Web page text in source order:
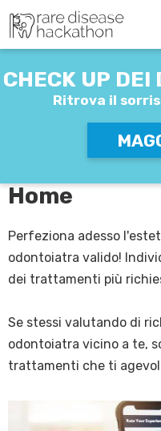
CHECK UP DEI
Ritrova il
Home
Perfeziona adesso
odontoiatra valido!
dei trattamenti più
Se stessi valutando di
odontoiatra vicino a te,
trattamenti che ti
VERRAI